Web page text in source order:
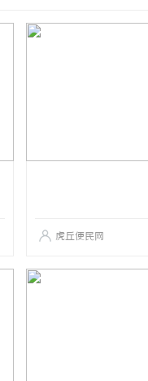
虎丘便民网